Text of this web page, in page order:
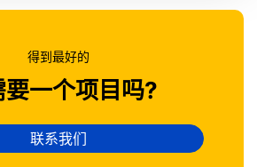
得到最好的
要一个项目吗?
联系我们